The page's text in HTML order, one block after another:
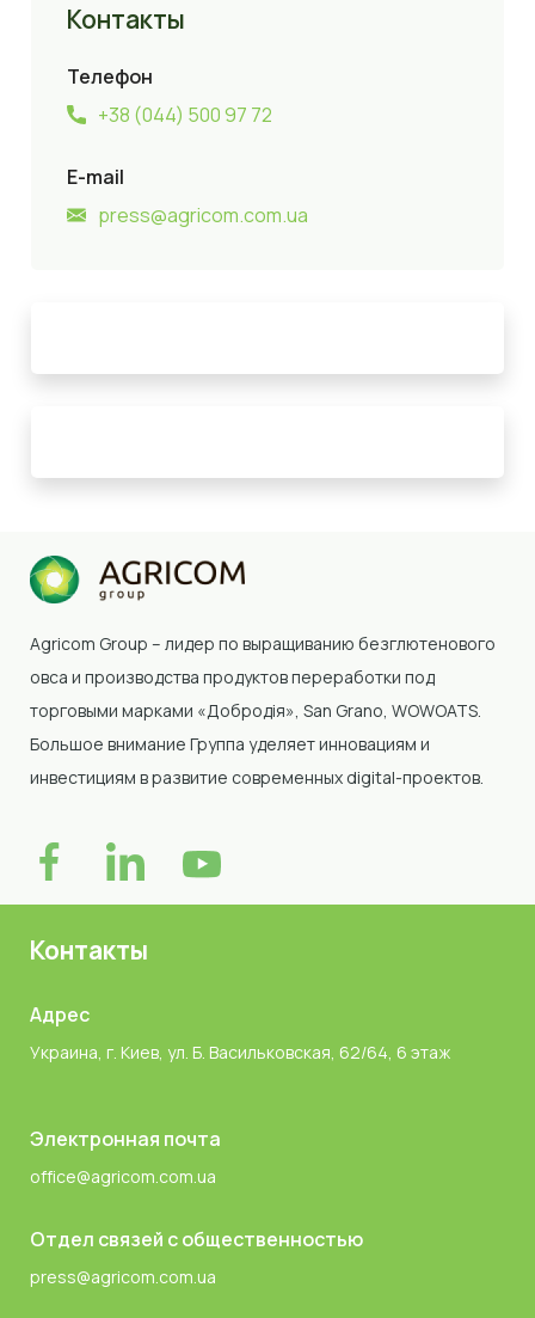
Контакты
Телефон
+38 (044) 500 97 72
E-mail
press@agricom.com.ua
Agricom Group – лидер по выращиванию безглютенового
овса и производства продуктов переработки под
торговыми марками «Добродія» , San Grano, WOWOATS
Большое внимание Группа уделяет инновациям и
инвестициям в развитие современных digital-проектов.
Контакты
Адрес
Украина, г. Киев, ул. Б. Васильковская, 62/64, 6 этаж
Электронная почта
office@agricom.com.ua
Отдел связей с общественностью
press@agricom.com.ua